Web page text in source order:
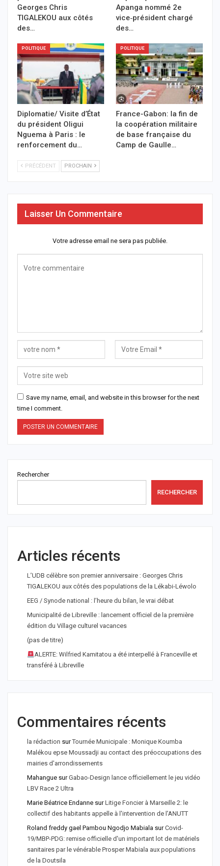
Georges Chris
TIGALEKOU aux côtés
des…
Apanga nommé 2e
vice‑président chargé
des…
POLITIQUE
Diplomatie/ Visite d’État
du président Oligui
Nguema à Paris : le
renforcement du…
POLITIQUE
France-Gabon: la fin de
la coopération militaire
de base française du
Camp de Gaulle…
PRÉCÉDENT PROCHAIN
Laisser Un Commentaire
Votre adresse email ne sera pas publiée.
Save my name, email, and website in this browser for the next
time I comment.
Rechercher
RECHERCHER
Articles récents
L’UDB célèbre son premier anniversaire : Georges Chris
TIGALEKOU aux côtés des populations de la Lékabi-Léwolo
EEG / Synode national : l’heure du bilan, le vrai débat
Municipalité de Libreville : lancement officiel de la première
édition du Village culturel vacances
(pas de titre)
ALERTE: Wilfried Kamitatou a été interpellé à Franceville et
transféré à Libreville
Commentaires récents
la rédaction surTournée Municipale : Monique Koumba
Malékou epse Moussadji au contact des préoccupations des
mairies d'arrondissements
Mahangue surGabao-Design lance officiellement le jeu vidéo
LBV Race 2 Ultra
Marie Béatrice Endanne surLitige Foncier à Marseille 2: le
collectif des habitants appelle à l'intervention de l'ANUTT
Roland freddy gael Pambou Ngodjo Mabiala surCovid-
19/MBP-PDG: remise officielle d'un important lot de matériels
sanitaires par le vénérable Prosper Mabiala aux populations
de la Doutsila